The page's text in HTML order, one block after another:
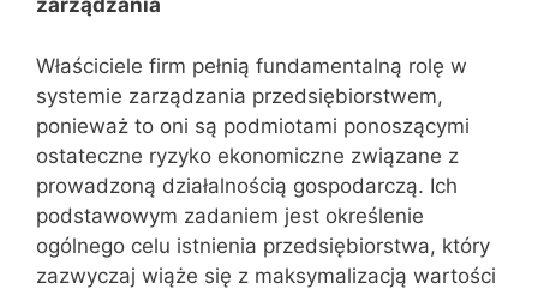
zarządzania
Właściciele firm pełnią fundamentalną rolę w
systemie zarządzania przedsiębiorstwem,
ponieważ to oni są podmiotami ponoszącymi
ostateczne ryzyko ekonomiczne związane z
prowadzoną działalnością gospodarczą. Ich
podstawowym zadaniem jest określenie
ogólnego celu istnienia przedsiębiorstwa, który
zazwyczaj wiąże się z maksymalizacją wartości